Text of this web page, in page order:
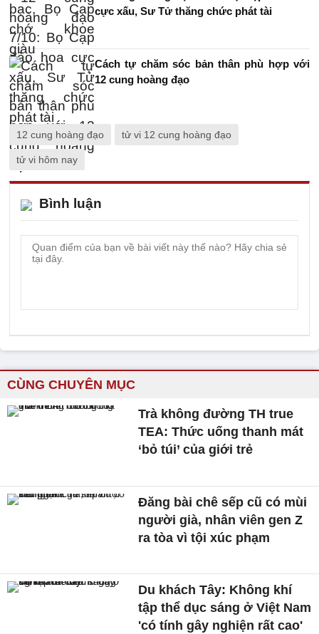
cực xấu, Sư Tử thăng chức phát tài
Cách tự chăm sóc bản thân phù hợp với
12 cung hoàng đạo
12 cung hoàng đạo tử vi 12 cung hoàng đạo
tử vi hôm nay
Bình luận
CÙNG CHUYÊN MỤC
Trà không đường TH true
TEA: Thức uống thanh mát
‘bỏ túi’ của giới trẻ
Đăng bài chê sếp cũ có mùi
người già, nhân viên gen Z
ra tòa vì tội xúc phạm
Du khách Tây: Không khí
tập thể dục sáng ở Việt Nam
'có tính gây nghiện rất cao'